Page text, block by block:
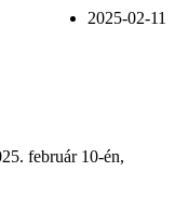
2025-02-11
február 10-én,